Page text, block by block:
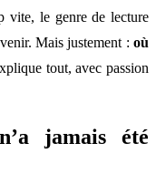
vite, le genre de lecture
Mais justement : où
tout, avec passion
jamais été